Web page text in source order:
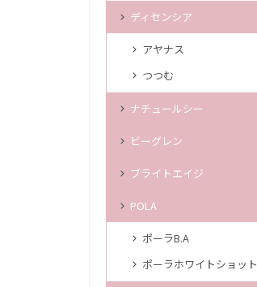
ディセンシア
アヤナス
つつむ
ナチュールシー
ビーグレン
ブライトエイジ
POLA
ポーラB.A
ポーラホワイトショット